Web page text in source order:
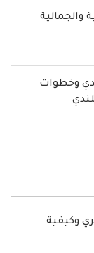
والجمالية
وخطوات
وكيفية